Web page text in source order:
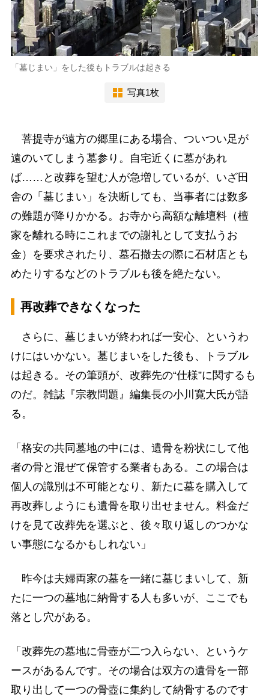
「墓じまい」をした後もトラブルは起きる
写真1枚
菩提寺が遠方の郷里にある場合、ついつい足が
遠のいてしまう墓参り。自宅近くに墓があれ
ば……と改葬を望む人が急増しているが、いざ田
舎の「墓じまい」を決断しても、当事者には数多
の難題が降りかかる。お寺から高額な離壇料（檀
家を離れる時にこれまでの謝礼として支払うお
金）を要求されたり、墓石撤去の際に石材店とも
めたりするなどのトラブルも後を絶たない。
再改葬できなくなった
さらに、墓じまいが終われば一安心、というわ
けにはいかない。墓じまいをした後も、トラブル
は起きる。その筆頭が、改葬先の“仕様”に関するも
のだ。雑誌『宗教問題』編集長の小川寛大氏が語
る。
「格安の共同墓地の中には、遺骨を粉状にして他
者の骨と混ぜて保管する業者もある。この場合は
個人の識別は不可能となり、新たに墓を購入して
再改葬しようにも遺骨を取り出せません。料金だ
けを見て改葬先を選ぶと、後々取り返しのつかな
い事態になるかもしれない」
昨今は夫婦両家の墓を一緒に墓じまいして、新
たに一つの墓地に納骨する人も多いが、ここでも
落とし穴がある。
「改葬先の墓地に骨壺が二つ入らない、というケ
ースがあるんです。その場合は双方の遺骨を一部
取り出して一つの骨壺に集約して納骨するのです